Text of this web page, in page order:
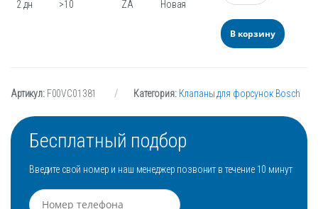
2 дн >10 ZA Новая
В корзину
Артикул: F00VC01381 Категория: Клапаны для форсунок Bosch
Бесплатный подбор
Введите свой номер и наш менеджер позвонит в течение 10 минут